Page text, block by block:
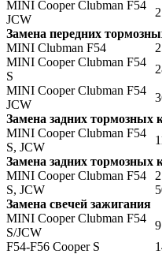
MINI Cooper Clubman F54
JCW
Замена передних
MINI Clubman F54
MINI Cooper Clubman F54
S
MINI Cooper Clubman F54
JCW
Замена задних тормозных
MINI Cooper Clubman F54
S, JCW
Замена задних тормозных
MINI Cooper Clubman F54
S, JCW
Замена свечей зажигания
MINI Cooper Clubman F54
S/JCW
F54-F56 Cooper S